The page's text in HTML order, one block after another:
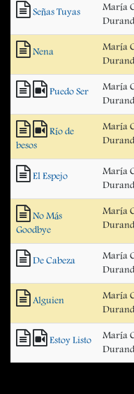
Señas Tuyas
María
Durand
Nena
María
Durand
Puedo Ser
María
Durand
Río de
besos
María
Durand
El Espejo
María
Durand
No Más
Goodbye
María
Durand
De Cabeza
María
Durand
Alguien
María
Durand
Estoy Listo
María
Durand